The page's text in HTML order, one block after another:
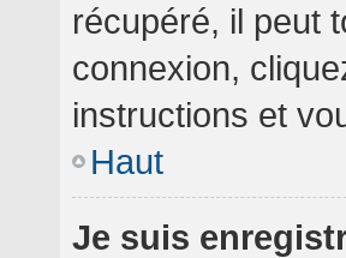
récupéré, il peut
connexion,
instructions et
Haut
Je suis